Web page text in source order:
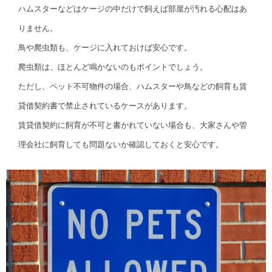
ハムスターなどはケージの中だけで飼えば部屋が汚れる心配はあ
りません。
鳥や爬虫類も、ケージに入れておけば安心です。
爬虫類は、ほとんど鳴かないのもポイントでしょう。
ただし、ペット不可物件の場合、ハムスターや鳥などの飼育も賃
貸借契約書で禁止されているケースがあります。
賃貸借契約に飼育が不可と書かれていない場合も、大家さんや管
理会社に飼育しても問題ないか確認しておくと安心です。